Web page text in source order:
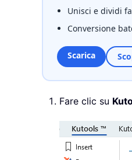
Unisci e dividi
Conversione
Scarica
Fare clic su